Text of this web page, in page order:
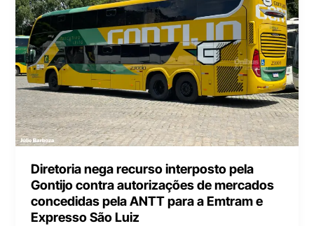
Diretoria nega recurso interposto pela
Gontijo contra autorizações de mercados
concedidas pela ANTT para a Emtram e
Expresso São Luiz